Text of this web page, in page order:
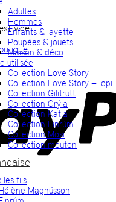
vide.
Adultes
Hommes
Enfants & layette
Poupées & jouets
Maison & déco
utilisée
Collection Love Story
Collection Love Story + lopi
Collection Gilitrutt
Collection Grýla
Collection Katla
Collection Einrúm
Collection Mosi
Collection mouton
les fils
Magnússon